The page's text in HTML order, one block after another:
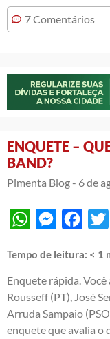
7 Comentários
ENQUETE –
BAND?
Pimenta Blog - 6 de
WhatsAppMessenger
Tempo de leitura: < 1
Enquete rápida.
Rousseff (PT), José
Arruda Sampaio
enquete que avalia o